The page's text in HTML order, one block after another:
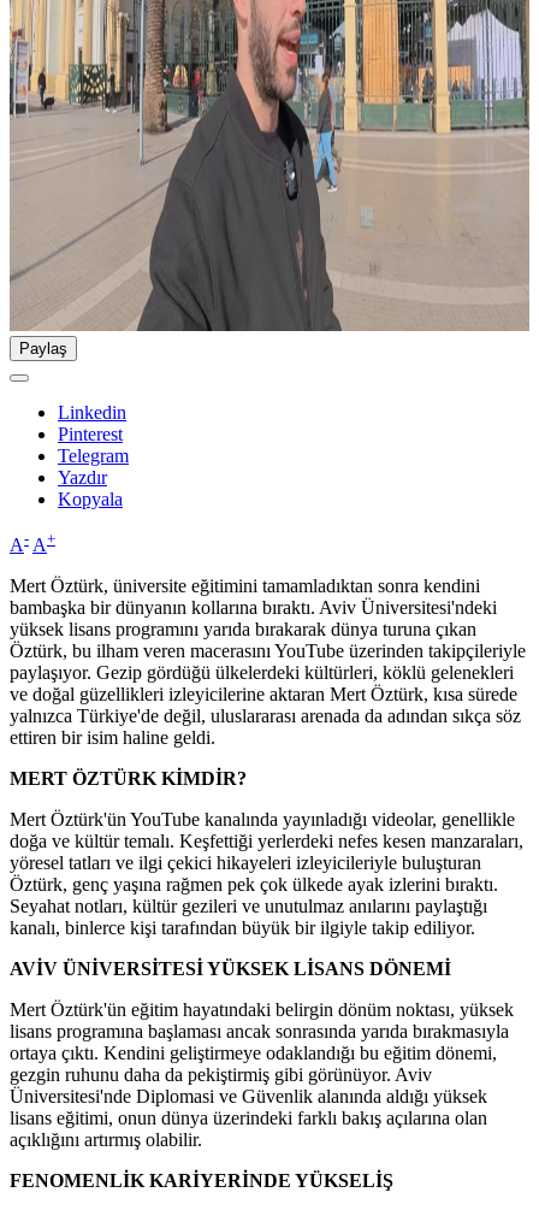
Paylaş
Linkedin
Pinterest
Telegram
Yazdır
Kopyala
A- A+
Mert Öztürk, üniversite eğitimini tamamladıktan sonra kendini
bambaşka bir dünyanın kollarına bıraktı. Aviv Üniversitesi'ndeki
yüksek lisans programını yarıda bırakarak dünya turuna çıkan
Öztürk, bu ilham veren macerasını YouTube üzerinden takipçileriyle
paylaşıyor. Gezip gördüğü ülkelerdeki kültürleri, köklü gelenekleri
ve doğal güzellikleri izleyicilerine aktaran Mert Öztürk, kısa sürede
yalnızca Türkiye'de değil, uluslararası arenada da adından sıkça söz
ettiren bir isim haline geldi.
MERT ÖZTÜRK KİMDİR?
Mert Öztürk'ün YouTube kanalında yayınladığı videolar, genellikle
doğa ve kültür temalı. Keşfettiği yerlerdeki nefes kesen manzaraları,
yöresel tatları ve ilgi çekici hikayeleri izleyicileriyle buluşturan
Öztürk, genç yaşına rağmen pek çok ülkede ayak izlerini bıraktı.
Seyahat notları, kültür gezileri ve unutulmaz anılarını paylaştığı
kanalı, binlerce kişi tarafından büyük bir ilgiyle takip ediliyor.
AVİV ÜNİVERSİTESİ YÜKSEK LİSANS DÖNEMİ
Mert Öztürk'ün eğitim hayatındaki belirgin dönüm noktası, yüksek
lisans programına başlaması ancak sonrasında yarıda bırakmasıyla
ortaya çıktı. Kendini geliştirmeye odaklandığı bu eğitim dönemi,
gezgin ruhunu daha da pekiştirmiş gibi görünüyor. Aviv
Üniversitesi'nde Diplomasi ve Güvenlik alanında aldığı yüksek
lisans eğitimi, onun dünya üzerindeki farklı bakış açılarına olan
açıklığını artırmış olabilir.
FENOMENLİK KARİYERİNDE YÜKSELİŞ